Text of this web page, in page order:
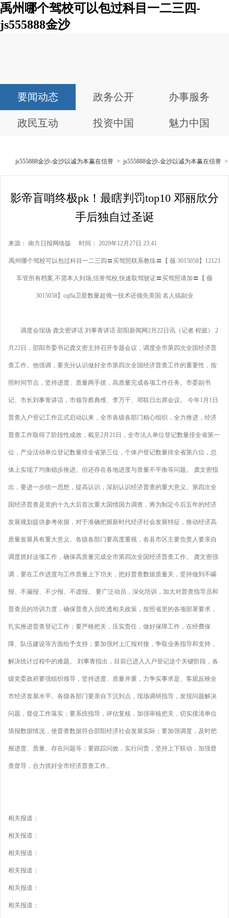
禹州哪个驾校可以包过科目一二三四-
js555888金沙
要闻动态 政务公开 办事服务
政民互动 投资中国 魅力中国
js555888金沙-金沙以诚为本赢在信誉 > js555888金沙-金沙以诚为本赢在信誉
影帝盲哨终极pk！最瞎判罚top10 邓丽欣分
手后独自过圣诞
来源： 南方日报网络版 时间： 2020年12月27日 23:41
禹州哪个驾校可以包过科目一二三四〓买驾照联系教练〓【 薇:3015058】12123
车管所有档案,不需本人到场,信誉驾校,快速取驾驶证〓买驾照请加〓【 薇
3015058】cqfla卫星数量超俄一技术还领先美国 名人搞副业
调度会现场 龚文密讲话 刘事青讲话 邵阳新闻网2月22日讯（记者 程懿） 2
月22日，邵阳市委书记龚文密主持召开专题会议，调度全市第四次全国经济普
查工作。他强调，要充分认识做好全市第四次全国经济普查工作的重要性，按
照时间节点，坚持进度、质量两手抓，高质量完成各项工作任务。市委副书
记、市长刘事青讲话，市领导蔡典维、李万千、邓联日出席会议。 今年1月1日
普查入户登记工作正式启动以来，全市各级各部门精心组织，全力推进，经济
普查工作取得了阶段性成效，截至2月21日，全市法人单位登记数量排全省第一
位，产业活动单位登记数量排全省第三位，个体户登记数量排全省第六位，总
体上实现了均衡稳步推进。但还存在各地进度与质量不平衡等问题。 龚文密指
出，要进一步统一思想，提高认识，深刻认识经济普查的重大意义。第四次全
国经济普查是党的十九大后首次重大国情国力调查，将为制定今后五年的经济
发展规划提供参考依据，对于准确把握新时代经济社会发展特征，推动经济高
质量发展具有重大意义。各级各部门要高度重视，各县市区主要负责人要亲自
调度抓好这项工作，确保高质量完成全市第四次全国经济普查工作。 龚文密强
调，要在工作进度与工作质量上下功夫，把好普查数据质量关，坚持做到不瞒
报、不漏报、不少报、不虚报。 要广泛动员，深化培训，加大对普查指导员和
普查员的培训力度，确保普查人员吃透相关政策，按照省里的各项部署要求，
扎实推进普查登记工作；要严格把关，压实责任，做好保障工作，在经费保
障、队伍建设等方面给予支持；要加强对上汇报对接，争取业务指导和支持，
解决统计过程中的难题。 刘事青指出，目前已进入入户登记这个关键阶段，各
级党委政府要强组织领导，坚持进度、质量并重，力争实事求是、客观反映全
市经济发展水平。各级各部门要亲自下沉到点，现场调研指导，发现问题解决
问题，督促工作落实；要系统指导，评估复核，加强审核把关，切实摸清单位
填报数据情况，使普查数据符合邵阳经济社会发展实际；要加强调度，及时把
握进度、质量、存在问题等；要跟踪问效，实行问责，坚持上下联动，加强督
查督导，合力抓好全市经济普查工作。
相关报道：
相关报道：
相关报道：
相关报道：
相关报道：
相关报道：